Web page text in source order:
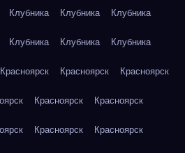
Клубника Клубника Клубника
Клубника Клубника Клубника
Красноярск Красноярск Красноярск
Красноярск Красноярск
Красноярск Красноярск